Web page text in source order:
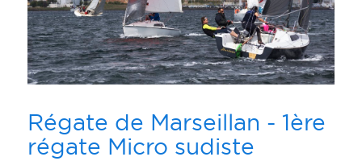
Régate de Marseillan - 1ère
régate Micro sudiste